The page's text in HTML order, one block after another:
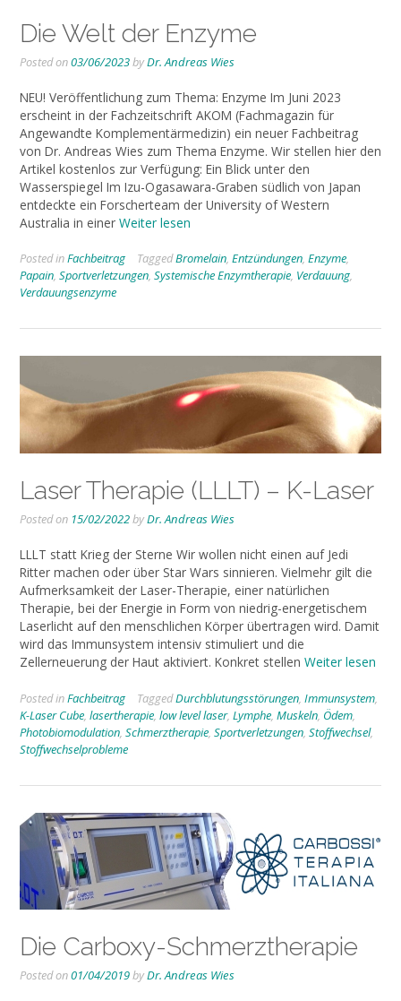
Die Welt der Enzyme
Posted on03/06/2023byDr. Andreas Wies
NEU! Veröffentlichung zum Thema: Enzyme Im Juni 2023
erscheint in der Fachzeitschrift AKOM (Fachmagazin für
Angewandte Komplementärmedizin) ein neuer Fachbeitrag
von Dr. Andreas Wies zum Thema Enzyme. Wir stellen hier den
Artikel kostenlos zur Verfügung: Ein Blick unter den
Wasserspiegel Im Izu-Ogasawara-Graben südlich von Japan
entdeckte ein Forscherteam der University of Western
Australia in einer Weiter lesen
Posted inFachbeitrag TaggedBromelain, Entzündungen, Enzyme,
Papain, Sportverletzungen, Systemische Enzymtherapie, Verdauung,
Verdauungsenzyme
Laser Therapie (LLLT) – K-Laser
Posted on 15/02/2022byDr. Andreas Wies
LLLT statt Krieg der Sterne Wir wollen nicht einen auf Jedi
Ritter machen oder über Star Wars sinnieren. Vielmehr gilt die
Aufmerksamkeit der Laser-Therapie, einer natürlichen
Therapie, bei der Energie in Form von niedrig-energetischem
Laserlicht auf den menschlichen Körper übertragen wird. Damit
wird das Immunsystem intensiv stimuliert und die
Zellerneuerung der Haut aktiviert. Konkret stellen Weiter lesen
Posted inFachbeitrag TaggedDurchblutungsstörungen, Immunsystem,
K-Laser Cube, lasertherapie, low level laser, Lymphe, Muskeln, Ödem,
Photobiomodulation, Schmerztherapie, Sportverletzungen, Stoffwechsel,
Stoffwechselprobleme
Die Carboxy-Schmerztherapie
Posted on01/04/2019byDr. Andreas Wies